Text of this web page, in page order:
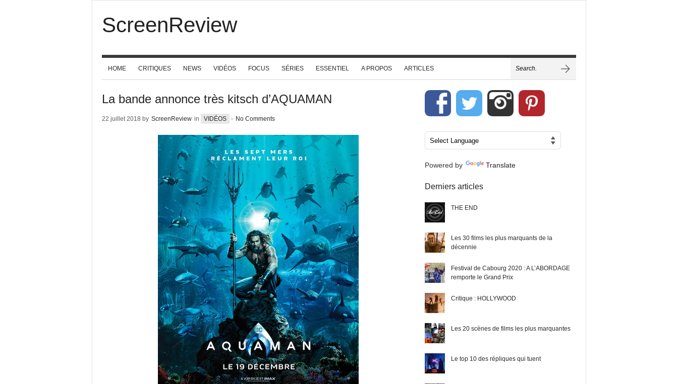
ScreenReview
HOME CRITIQUES NEWS VIDÉOS FOCUS SÉRIES ESSENTIEL A PROPOS ARTICLES
La bande annonce très kitsch d’AQUAMAN
22 juillet 2018 by ScreenReview in VIDÉOS - No Comments
Powered by Translate
Derniers articles
THE END
Les 30 films les plus marquants de la
décennie
Festival de Cabourg 2020 : A L’ABORDAGE
remporte le Grand Prix
Critique : HOLLYWOOD
Les 20 scènes de films les plus marquantes
Le top 10 des répliques qui tuent